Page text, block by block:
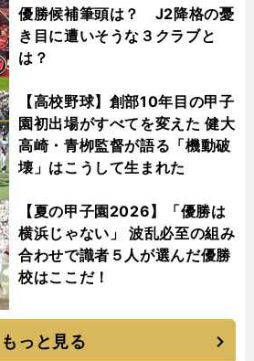
優勝候補筆頭は？ J2降格の憂
き目に遭いそうな３クラブと
は？
【高校野球】創部10年目の甲子
園初出場がすべてを変えた 健大
高崎・青栁監督が語る「機動破
壊」はこうして生まれた
【夏の甲子園2026】「優勝は
横浜じゃない」 波乱必至の組み
合わせで識者５人が選んだ優勝
校はここだ！
もっと見る